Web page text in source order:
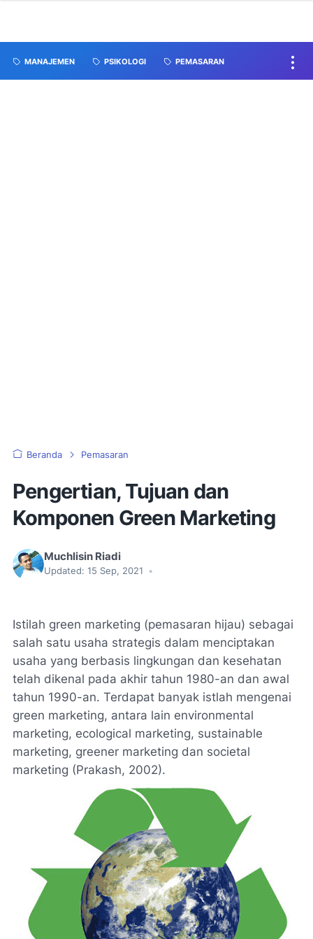
MANAJEMEN PSIKOLOGI PEMASARAN
Beranda Pemasaran
Pengertian, Tujuan dan
Komponen Green Marketing
Muchlisin Riadi
Updated: 15 Sep, 2021 •
Istilah green marketing (pemasaran hijau) sebagai
salah satu usaha strategis dalam menciptakan
usaha yang berbasis lingkungan dan kesehatan
telah dikenal pada akhir tahun 1980-an dan awal
tahun 1990-an. Terdapat banyak istlah mengenai
green marketing, antara lain environmental
marketing, ecological marketing, sustainable
marketing, greener marketing dan societal
marketing (Prakash, 2002).